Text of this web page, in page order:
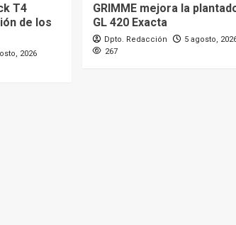
T4
de los
2026
GRIMME mejora la
GL 420 Exacta
Dpto. Redacción
5 agosto,
267